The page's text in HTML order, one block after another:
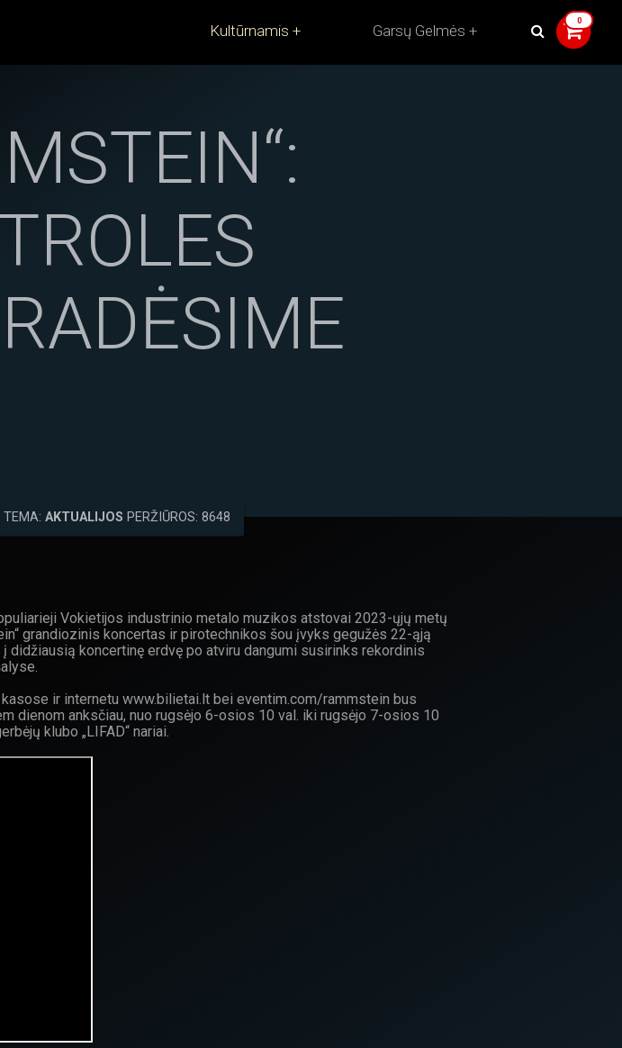
Kultūrnamis Garsų Gelmės
AKTUALIJOS PERŽIŪROS: 8648
Vokietijos industrinio metalo muzikos atstovai 2023-ųjų metų
grandiozinis koncertas ir pirotechnikos šou įvyks gegužės 22-ąją
didžiausią koncertinę erdvę po atviru dangumi susirinks rekordinis
ir internetu www.bilietai.lt bei eventim.com/rammstein bus
dienom anksčiau, nuo rugsėjo 6-osios 10 val. iki rugsėjo 7-osios 10
klubo „LIFAD“ nariai.